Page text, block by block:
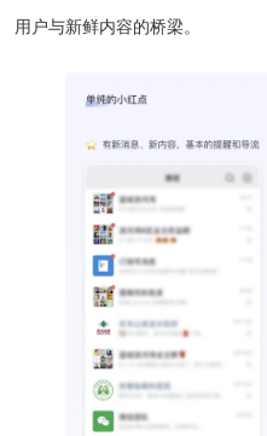
用户与新鲜内容的桥梁。